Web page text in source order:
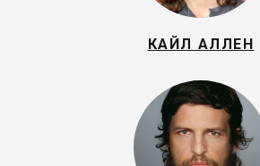
КАЙЛ АЛЛЕН